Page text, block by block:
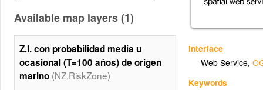
Interface
Web Service,
Keywords
Available map layers (1)
Z.I. con probabilidad media u
ocasional (T=100 años) de origen
marino (NZ.RiskZone)